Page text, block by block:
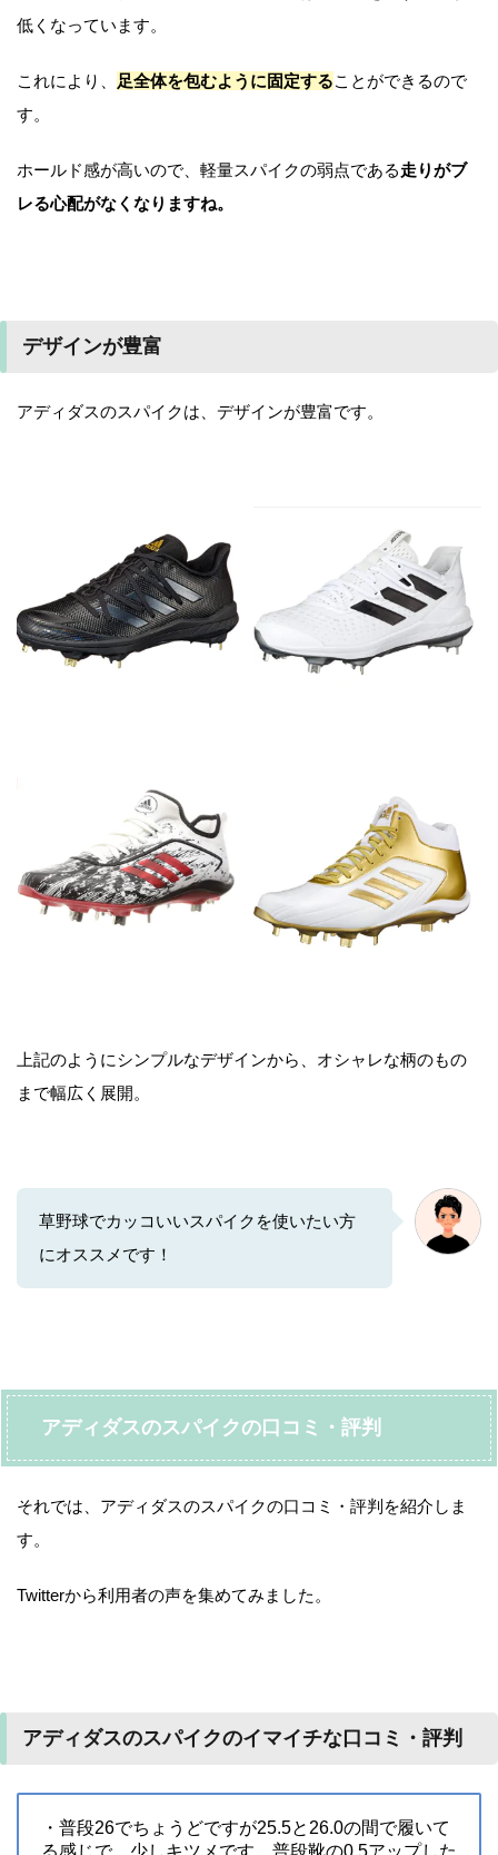
低くなっています。
これにより、 足全体を包むように固定することができるので
す。
ホールド感が高いので、軽量スパイクの弱点である走りがブ
レる心配がなくなりますね。
デザインが豊富
アディダスのスパイクは、デザインが豊富です。
上記のようにシンプルなデザインから、オシャレな柄のもの
まで幅広く展開。
草野球でカッコいいスパイクを使いたい方
にオススメです！
アディダスのスパイクの口コミ・評判
それでは、アディダスのスパイクの口コミ・評判を紹介しま
す。
Twitterから利用者の声を集めてみました。
アディダスのスパイクのイマイチな口コミ・評判
・普段26でちょうどですが25.5と26.0の間で履いて
る感じで、少しキツメです。普段靴の0.5アップした